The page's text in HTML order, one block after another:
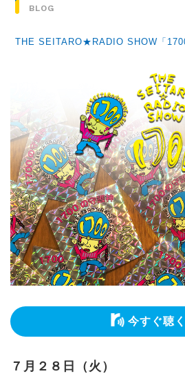
BLOG
THE SEITARO★RADIO SHOW「
今すぐ聴く
７月２８日（火）